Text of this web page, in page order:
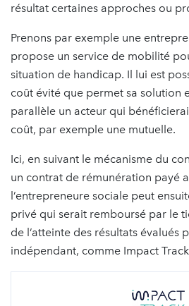
résultat certaines approches ou
Prenons par exemple une
propose un service de mobilité
situation de handicap. Il lui est
coût évité que permet sa solution
parallèle un acteur qui
coût, par exemple une mutuelle.
Ici, en suivant le mécanisme du
un contrat de rémunération payé
l’entrepreneure sociale peut
privé qui serait remboursé par le
de l’atteinte des résultats évalués
indépendant, comme Impact